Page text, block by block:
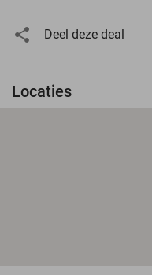
Deel deze deal
Locaties